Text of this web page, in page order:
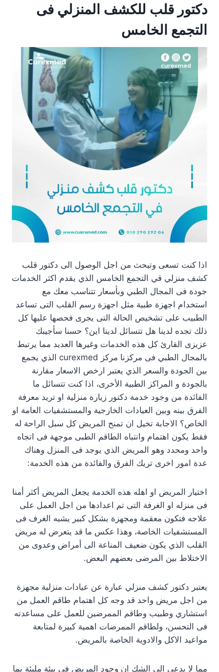
دكتور قلب للكشف المنزلي فى
التجمع الخامس
اذا كنت تسعى وتبحث من اجل الوصول الى دكتور قلب
كشف منزلي قي التجمع الخامس الذي يقدم اكثر الخدمات
جودة فى المجال الطبي وبأسعار تتناسب معك مع
استخدام اجهزة طبية مثل اجهزة رسم القلب التى تساعد
الطبيب على تشخيص الحالة التى يجرى فحصها عليها كل
ذلك تجده لدينا هل تتسائل لدينا اين؟ حسنا سأجيبك
عزيزى القارئ كل هذه الخدمات وغيرها العديد مما يرتبط
بالمجال الطبي فى مركزنا مركز curexmed الذي يجمع
بين الجودة والسعر الذي يعتبر ارخص الاسعار مقارنة
بالجودة و المراكز الطبية الأخرى، اذا كنت تتسائل ما
الفائدة من وجود خدمة دكتور زيارة منزلية او تريد معرفة
الفرق بينه وبين العيادات الخارجية والمستشفيات العامة او
الخاص؟ الاجابة تخيل ان تمنح المريض كل سبل الراحة له
فقط يكون اهتمام وانتباه الطاقم الطبى موجهة فى اتجاه
واحد ومحدد وهو المريض الذي يوجد فى المنزل وهناك
عدة امور اخرى تريك الفرق والفائدة من هذه الخدمة:
اختيار المريض او اهله هذه الخدمة يجعل المريض أكثر أمنا
فى منزله او الغرفة التى تم اعدادها من اجل العمل على
علاجه فتكون معقمة ومجهزة بشكل كبير يشبه الغرف فى
المستشفيات الخاصة، وهذا عكس ما قد يتعرض له مريض
القلب الذي يكون ضعيف المناعة الى أمراض وعدوى من
الاختلاط بين المرضى بعضهم البعض.
يعتبر دكتور كشف منزلي عبارة عن عيادات منزلية مجهزة
من اجل مريض واحد قد وجه كل اهتمام طاقم العمل من
استشاري وطبيب وطاقم الممرضين للعمل على مساعدته
فى التحسن، ولطاقم الممرضات اهمية كبيرة لمتابعة
مواعيد الاكل والادوية الخاصة بالمريض.
مما لا يدعى الى الشك ان وجود المريض في بيئة مليئة بما